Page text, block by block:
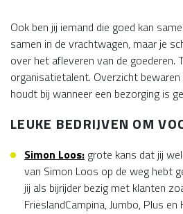
Ook ben jij iemand die goed kan
samen in de vrachtwagen, maar je
over het afleveren van de goederen.
organisatietalent. Overzicht bewaren
houdt bij wanneer een bezorging is
LEUKE BEDRIJVEN OM
Simon Loos: grote kans dat jij
van Simon Loos op de weg hebt
jij als bijrijder bezig met klanten
FrieslandCampina, Jumbo, Plus